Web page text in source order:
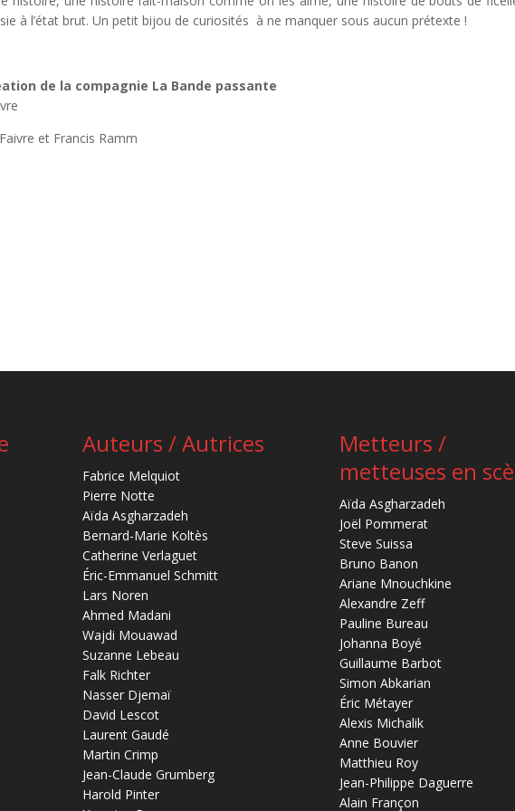
à l’état brut. Un petit bijou de curiosités à ne manquer sous aucun prétexte !
de la compagnie La Bande passante
et Francis Ramm
Auteurs / Autrices
Fabrice Melquiot
Pierre Notte
Aïda Asgharzadeh
Bernard-Marie Koltès
Catherine Verlaguet
Éric-Emmanuel Schmitt
Lars Noren
Ahmed Madani
Wajdi Mouawad
Suzanne Lebeau
Falk Richter
Nasser Djemaï
David Lescot
Laurent Gaudé
Martin Crimp
Jean-Claude Grumberg
Harold Pinter
Metteurs /
metteuses en
Aïda Asgharzadeh
Joël Pommerat
Steve Suissa
Bruno Banon
Ariane Mnouchkine
Alexandre Zeff
Pauline Bureau
Johanna Boyé
Guillaume Barbot
Simon Abkarian
Éric Métayer
Alexis Michalik
Anne Bouvier
Matthieu Roy
Jean-Philippe Daguerre
Alain Françon